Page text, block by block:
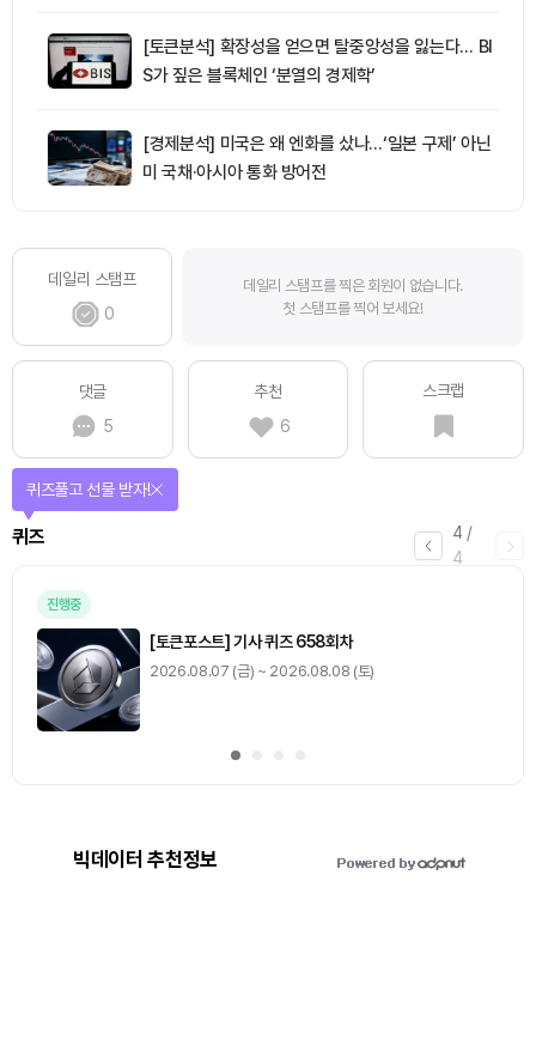
[토큰분석] 확장성을 얻으면 탈중앙성을 잃는다… BI
S가 짚은 블록체인 ‘분열의 경제학’
[경제분석] 미국은 왜 엔화를 샀나…‘일본 구제’ 아닌
미 국채·아시아 통화 방어전
데일리 스탬프
0
데일리 스탬프를 찍은 회원이 없습니다.
첫 스탬프를 찍어 보세요!
댓글
5
추천
6
스크랩
4 /
4
퀴즈
퀴즈풀고 선물 받자!
진행중
[토큰포스트] 기사 퀴즈 658회차
2026.08.07 (금) ~ 2026.08.08 (토)
빅데이터 추천정보